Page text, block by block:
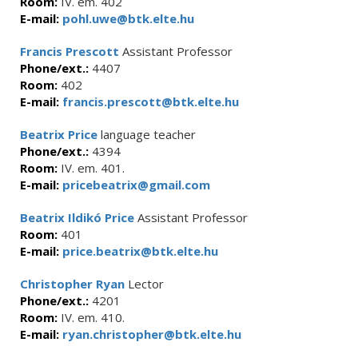
E-mail: pohl.uwe@btk.elte.hu
Francis Prescott Assistant Professor
Phone/ext.: 4407
Room: 402
E-mail: francis.prescott@btk.elte.hu
Beatrix Price language teacher
Phone/ext.: 4394
Room: IV. em. 401.
E-mail: pricebeatrix@gmail.com
Beatrix Ildikó Price Assistant Professor
Room: 401
E-mail: price.beatrix@btk.elte.hu
Christopher Ryan Lector
Phone/ext.: 4201
Room: IV. em. 410.
E-mail: ryan.christopher@btk.elte.hu